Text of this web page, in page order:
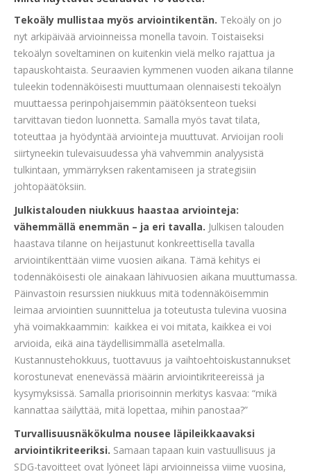
Tekoäly mullistaa myös arviointikentän. Tekoäly on jo
nyt arkipäivää arvioinneissa monella tavoin. Toistaiseksi
tekoälyn soveltaminen on kuitenkin vielä melko rajattua ja
tapauskohtaista. Seuraavien kymmenen vuoden aikana tilanne
tuleekin todennäköisesti muuttumaan olennaisesti tekoälyn
muuttaessa perinpohjaisemmin päätöksenteon tueksi
tarvittavan tiedon luonnetta. Samalla myös tavat tilata,
toteuttaa ja hyödyntää arviointeja muuttuvat. Arvioijan rooli
siirtyneekin tulevaisuudessa yhä vahvemmin analyysistä
tulkintaan, ymmärryksen rakentamiseen ja strategisiin
johtopäätöksiin.
Julkistalouden niukkuus haastaa arviointeja:
vähemmällä enemmän – ja eri tavalla. Julkisen talouden
haastava tilanne on heijastunut konkreettisella tavalla
arviointikenttään viime vuosien aikana. Tämä kehitys ei
todennäköisesti ole ainakaan lähivuosien aikana muuttumassa.
Päinvastoin resurssien niukkuus mitä todennäköisemmin
leimaa arviointien suunnittelua ja toteutusta tulevina vuosina
yhä voimakkaammin: kaikkea ei voi mitata, kaikkea ei voi
arvioida, eikä aina täydellisimmällä asetelmalla.
Kustannustehokkuus, tuottavuus ja vaihtoehtoiskustannukset
korostunevat enenevässä määrin arviointikriteereissä ja
kysymyksissä. Samalla priorisoinnin merkitys kasvaa: “mikä
kannattaa säilyttää, mitä lopettaa, mihin panostaa?”
Turvallisuusnäkökulma nousee läpileikkaavaksi
arviointikriteeriksi. Samaan tapaan kuin vastuullisuus ja
SDG-tavoitteet ovat lyöneet läpi arvioinneissa viime vuosina,